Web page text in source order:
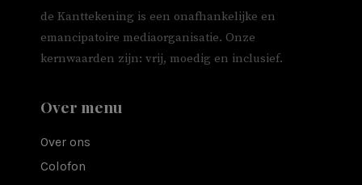
de Kanttekening is een onafhankelijke en
emancipatoire mediaorganisatie. Onze
kernwaarden zijn: vrij, moedig en inclusief.
Over menu
Over ons
Colofon